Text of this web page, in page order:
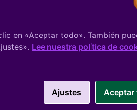
Nuestros
para 2017
Amigos y amigas
en «Aceptar todo». También
Lee nuestra política de
Ajustes Aceptar